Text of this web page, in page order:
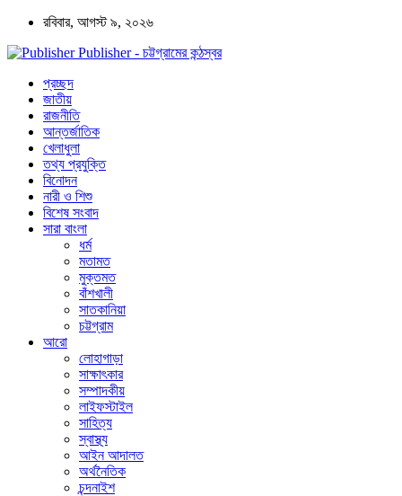
রবিবার, আগস্ট ৯, ২০২৬
Publisher - চট্টগ্রামের কন্ঠস্বর
প্রচ্ছদ
জাতীয়
রাজনীতি
আন্তর্জাতিক
খেলাধুলা
তথ্য প্রযুক্তি
বিনোদন
নারী ও শিশু
বিশেষ সংবাদ
সারা বাংলা
ধর্ম
মতামত
মুক্তমত
বাঁশখালী
সাতকানিয়া
চট্টগ্রাম
আরো
লোহাগাড়া
সাক্ষাৎকার
সম্পাদকীয়
লাইফস্টাইল
সাহিত্য
স্বাস্থ্য
আইন আদালত
অর্থনৈতিক
চন্দনাইশ